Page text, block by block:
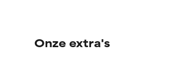
Onze extra's